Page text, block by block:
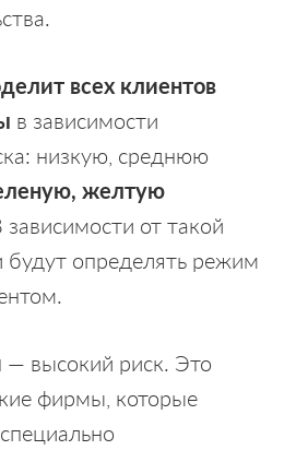
всех клиентов
в зависимости
низкую, среднюю
желтую
зависимости от такой
будут определять режим
— высокий риск. Это
фирмы, которые